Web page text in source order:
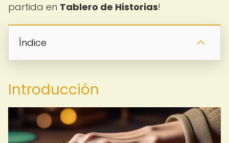
partida en Tablero de Historias!
Índice
Introducción